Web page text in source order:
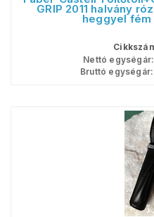
GRIP 2011 halvány
heggyel
Nettó egységár:
Bruttó egységár: